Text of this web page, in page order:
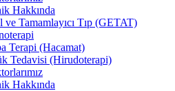
Hakkında
ve Tamamlayıcı Tıp (GETAT)
Terapi (Hacamat)
Tedavisi (Hirudoterapi)
Hakkında